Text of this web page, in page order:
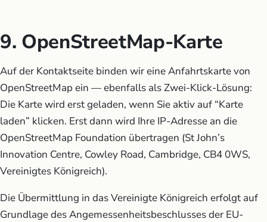
9. OpenStreetMap-Karte
Auf der Kontaktseite binden wir eine Anfahrtskarte von
OpenStreetMap ein — ebenfalls als Zwei-Klick-Lösung:
Die Karte wird erst geladen, wenn Sie aktiv auf “Karte
laden” klicken. Erst dann wird Ihre IP-Adresse an die
OpenStreetMap Foundation übertragen (St John’s
Innovation Centre, Cowley Road, Cambridge, CB4 0WS,
Vereinigtes Königreich).
Die Übermittlung in das Vereinigte Königreich erfolgt auf
Grundlage des Angemessenheitsbeschlusses der EU-